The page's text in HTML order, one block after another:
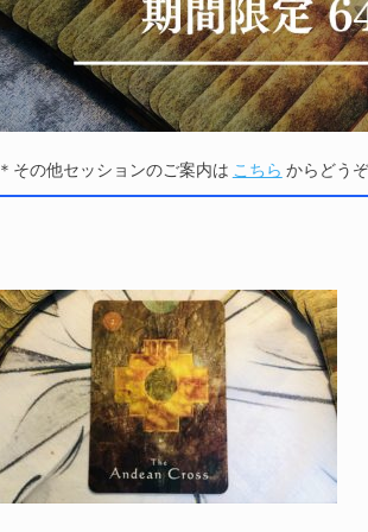
＊その他セッションのご案内は こちら からどう